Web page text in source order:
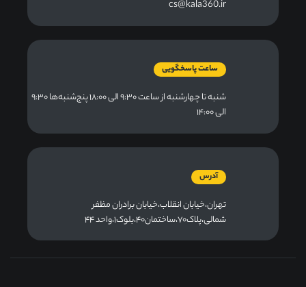
cs@kala360.ir
ساعت پاسخگویی
شنبه تا چهارشنبه از ساعت ۹:۳۰ الی ۱۸:۰۰ پنج‌شنبه‌ها ۹:۳۰
الی ۱۴:۰۰
آدرس
تهران،خیابان انقلاب،خیابان برادران مظفر
شمالی،پلاک۷۰،ساختمان۴۰،بلوک۱،واحد ۴۴